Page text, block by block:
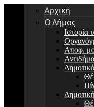
Αρχική
Ο Δήμος
Ιστορία
Αποφ.